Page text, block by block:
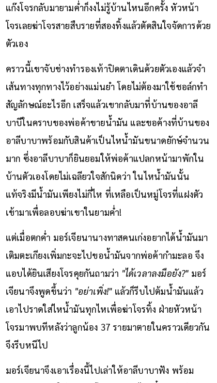
แก๊งโจรกลับมายามค่ำก็งงไม่รู้บ้านไหนอีกครั้ง หัวหน้า
โจรเลยฆ่าโจรสายสืบรายที่สองทิ้งแล้วตัดสินใจจัดการด้วย
ตัวเอง
คราวนี้เขาจับช่างทำรองเท้าปิดตาเดินด้วยตัวเองแล้วจำ
เส้นทางทุกทางไว้อย่างแม่นยำ โดยไม่ต้องมาใช้ชอล์กทำ
สัญลักษณ์อะไรอีก เสร็จแล้วเขากลับมาที่บ้านของอาลี
บาบีในคราบของพ่อค้าขายน้ำมัน และขอค้างที่บ้านของ
อาลีบาบาพร้อมกับสินค้าเป็นไหน้ำมันขนาดยักษ์จำนวน
มาก ซึ่งอาลีบาบาก็ยินยอมให้พ่อค้าแปลกหน้ามาพักใน
บ้านตัวเองโดยไม่เฉลียวใจสักนิดว่า ในไหน้ำมันนั้น
แท้จริงมีน้ำมันเพียงไม่กี่ไห ที่เหลือเป็นหมู่โจรที่แฝงตัว
เข้ามาเพื่อลอบฆ่าเขาในยามค่ำ!
แต่เมื่อตกค่ำ มอร์เจียนานางทาสคนเก่งอยากได้น้ำมันมา
เติมตะเกียงเพิ่มกะจะไปขอน้ำมันจากพ่อค้ากำมะลอ จึง
แอบได้ยินเสียงโจรคุยกันถามว่า "ได้เวลาลงมือยัง?" มอร์
เจียนาจึงพูดขึ้นว่า "อย่าเพิ่ง!" แล้วก็รีบไปต้มน้ำมันแล้ว
เอาไปราดใส่ไหน้ำมันทุกไหเพื่อฆ่าโจรทิ้ง ฝ่ายหัวหน้า
โจรมาพบทีหลังว่าลูกน้อง 37 รายมาตายในคราวเดียวกัน
จึงรีบหนีไป
มอร์เจียนาจึงเอาเรื่องนี้ไปเล่าให้อาลีบาบาฟัง พร้อม